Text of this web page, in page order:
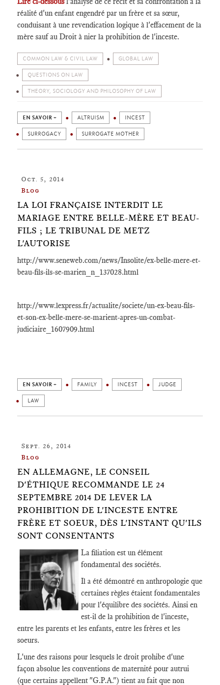
réalité d'un enfant engendré par un frère et sa sœur,
conduisant à une revendication logique à l'effacement de la
mère sauf au Droit à nier la prohibition de l'inceste.
COMMON LAW & CIVIL LAW GLOBAL LAW
QUESTIONS ON LAW
THEORY, SOCIOLOGY AND PHILOSOPHY OF LAW
EN SAVOIR + ALTRUISM INCEST
SURROGACY SURROGATE MOTHER
Oct. 5, 2014
Blog
LA LOI FRANÇAISE INTERDIT LE
MARIAGE ENTRE BELLE-MÈRE ET BEAU-
FILS ; LE TRIBUNAL DE METZ
L'AUTORISE
http://www.seneweb.com/news/Insolite/ex-belle-mere-et-
beau-fils-ils-se-marien_n_137028.html
http://www.lexpress.fr/actualite/societe/un-ex-beau-fils-
et-son-ex-belle-mere-se-marient-apres-un-combat-
judiciaire_1607909.html
EN SAVOIR + FAMILY INCEST JUDGE
LAW
Sept. 26, 2014
Blog
EN ALLEMAGNE, LE CONSEIL
D'ÉTHIQUE RECOMMANDE LE 24
SEPTEMBRE 2014 DE LEVER LA
PROHIBITION DE L'INCESTE ENTRE
FRÈRE ET SOEUR, DÈS L'INSTANT QU'ILS
SONT CONSENTANTS
La filiation est un élément
fondamental des sociétés.
Il a été démontré en anthropologie que
certaines règles étaient fondamentales
pour l'équilibre des sociétés. Ainsi en
est-il de la prohibition de l'inceste,
entre les parents et les enfants, entre les frères et les
soeurs.
L'une des raisons pour lesquels le droit prohibe d'une
façon absolue les conventions de maternité pour autrui
(que certains appellent "G.P.A.") tient au fait que non